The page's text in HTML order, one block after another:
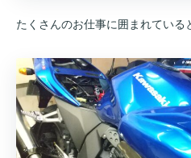
たくさんのお仕事に囲まれている